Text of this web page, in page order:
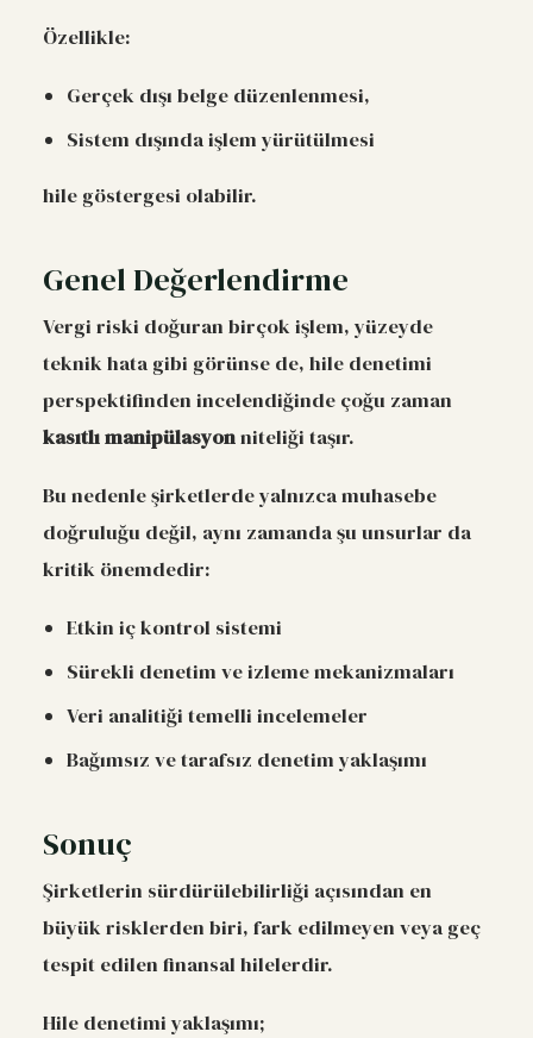
Özellikle:
Gerçek dışı belge düzenlenmesi,
Sistem dışında işlem yürütülmesi
hile göstergesi olabilir.
Genel Değerlendirme
Vergi riski doğuran birçok işlem, yüzeyde
teknik hata gibi görünse de, hile denetimi
perspektifinden incelendiğinde çoğu zaman
kasıtlı manipülasyonniteliği taşır.
Bu nedenle şirketlerde yalnızca muhasebe
doğruluğu değil, aynı zamanda şu unsurlar da
kritik önemdedir:
Etkin iç kontrol sistemi
Sürekli denetim ve izleme mekanizmaları
Veri analitiği temelli incelemeler
Bağımsız ve tarafsız denetim yaklaşımı
Sonuç
Şirketlerin sürdürülebilirliği açısından en
büyük risklerden biri, fark edilmeyen veya geç
tespit edilen finansal hilelerdir.
Hile denetimi yaklaşımı;